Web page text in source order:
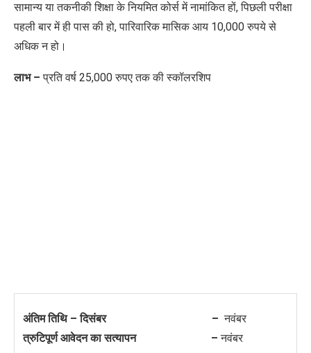
सामान्य या तकनीकी शिक्षा के नियमित कोर्स में नामांकित हों, पिछली परीक्षा
पहली बार में ही पास की हो, पारिवारिक मासिक आय 10,000 रुपये से
अधिक न हो।
लाभ –प्रति वर्ष 25,000 रुपए तक की स्कॉलरशिप
अंतिम तिथि – दिसंबर –नवंबर
त्रुटिपूर्ण आवेदन का सत्यापन –नवंबर